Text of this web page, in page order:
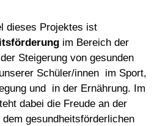
dieses Projektes ist
im Bereich der
Steigerung von gesunden
Schüler/innen im Sport,
und in der Ernährung. Im
dabei die Freude an der
gesundheitsförderlichen